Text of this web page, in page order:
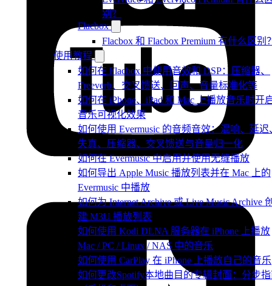
别？
Flacbox
Flacbox 和 Flacbox Premium 有什么区别
使用教程
如何在 Flacbox 中使用音效和 DSP：压缩器、
Freeverb、交叉馈送、回声、音量标准化等
如何在 iPhone、iPad 和 Mac 上播放音乐时开
音乐可视化效果
如何使用 Evermusic 的音频音效：混响、延迟
失真、压缩器、交叉馈送与音量归一化
如何在 Evermusic 中启用并使用无缝播放
如何导出 Apple Music 播放列表并在 Mac 上的
Evermusic 中播放
如何为 Internet Archive 或 Live Music Archive
建 M3U 播放列表
如何使用 Kodi DLNA 服务器在 iPhone 上播放
Mac / PC / Linux / NAS 中的音乐
如何使用 CarPlay 在 iPhone 上播放自己的音乐
如何更改Spotify本地曲目的专辑封面：分步